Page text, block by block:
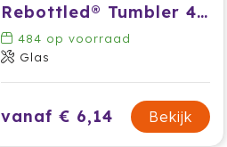
Rebottled® Tumbler 400 ml drinkglas
484 op voorraad
Glas
vanaf € 6,14 Bekijk